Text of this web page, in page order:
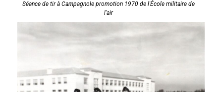
Séance de tir à Campagnole promotion 1970 de l'École militaire de
l'air